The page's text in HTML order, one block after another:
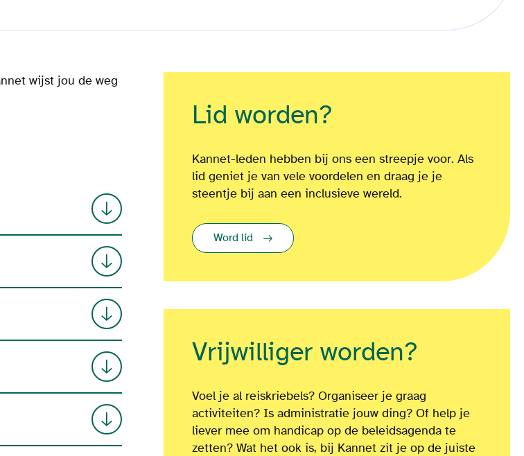
wijst jou de weg
Lid worden?
Kannet-leden hebben bij ons een streepje voor. Als
lid geniet je van vele voordelen en draag je je
steentje bij aan een inclusieve wereld.
Word lid
Vrijwilliger worden?
Voel je al reiskriebels? Organiseer je graag
activiteiten? Is administratie jouw ding? Of help je
liever mee om handicap op de beleidsagenda te
zetten? Wat het ook is, bij Kannet zit je op de juiste